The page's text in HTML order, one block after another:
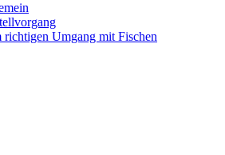
richtigen Umgang mit Fischen